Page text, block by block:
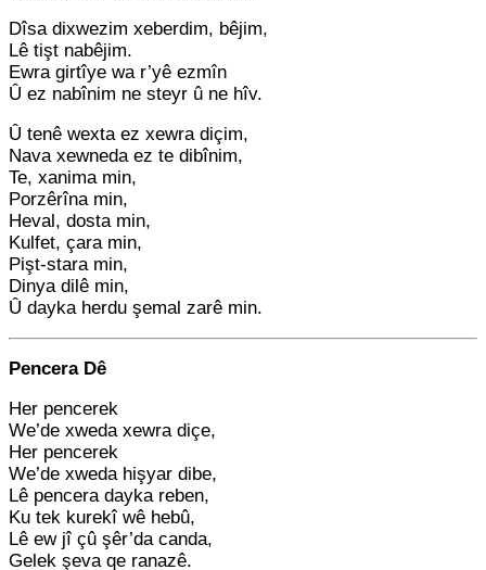
Dîsa dixwezim xeberdim, bêjim,
Lê tişt nabêjim.
Ewra girtîye wa r’yê ezmîn
Û ez nabînim ne steyr û ne hîv.
Û tenê wexta ez xewra diçim,
Nava xewneda ez te dibînim,
Te, xanima min,
Porzêrîna min,
Heval, dosta min,
Kulfet, çara min,
Pişt-stara min,
Dinya dilê min,
Û dayka herdu şemal zarê min.
Pencera Dê
Her pencerek
We’de xweda xewra diçe,
Her pencerek
We’de xweda hişyar dibe,
Lê pencera dayka reben,
Ku tek kurekî wê hebû,
Lê ew jî çû şêr’da canda,
Gelek şeva qe ranazê.